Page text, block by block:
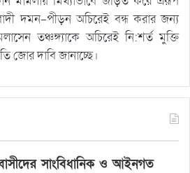
দমন-পীড়ন অচিরেই বন্ধ করার জন্য
তঞ্চঙ্গ্যাকে অচিরেই নি:শর্ত মুক্তি
জোর দাবি জানাচ্ছে।
সাংবিধানিক ও আইনগত